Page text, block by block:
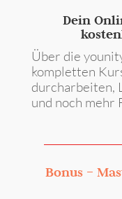
Dein
Über die
kompletten
durcharbeiten,
und noch mehr
Bonus –